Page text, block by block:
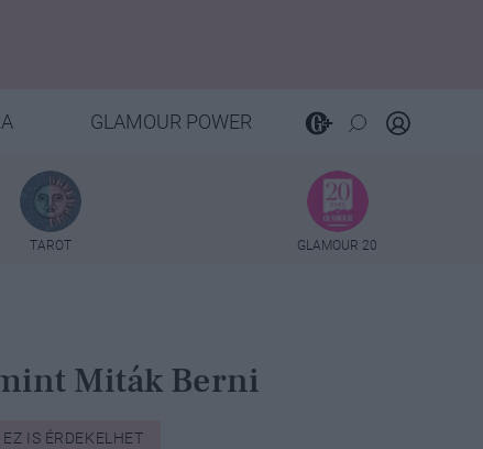
GLAMOUR POWER
TAROT GLAMOUR 20
Miták Berni
EZ IS ÉRDEKELHET